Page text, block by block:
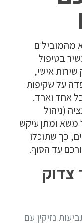
מהמובילים
בטיפול
אישי,
על שקיפות
אחד ואחד.
(ניהול
משא ומתן עיקש
כך שתוכלו
עד הסוף.
נזיקין עם